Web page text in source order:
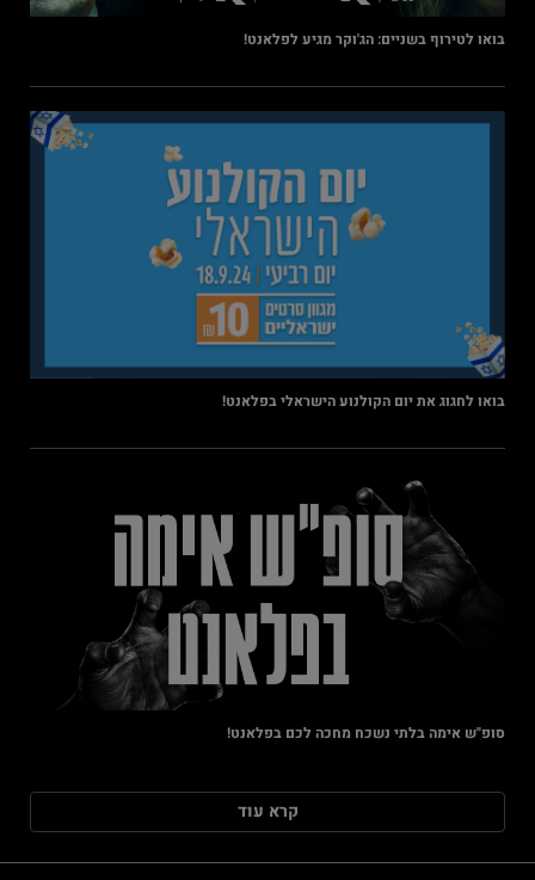
בואו לטירוף בשניים: הג'וקר מגיע לפלאנט!
בואו לחגוג את יום הקולנוע הישראלי בפלאנט!
סופ"ש אימה בלתי נשכח מחכה לכם בפלאנט!
קרא עוד